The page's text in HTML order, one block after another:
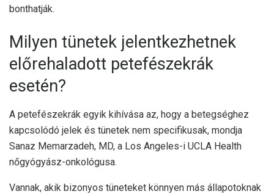
bonthatják.
Milyen tünetek jelentkezhetnek
előrehaladott petefészekrák
esetén?
A petefészekrák egyik kihívása az, hogy a betegséghez
kapcsolódó jelek és tünetek nem specifikusak, mondja
Sanaz Memarzadeh, MD, a Los Angeles-i UCLA Health
nőgyógyász-onkológusa.
Vannak, akik bizonyos tüneteket könnyen más állapotoknak